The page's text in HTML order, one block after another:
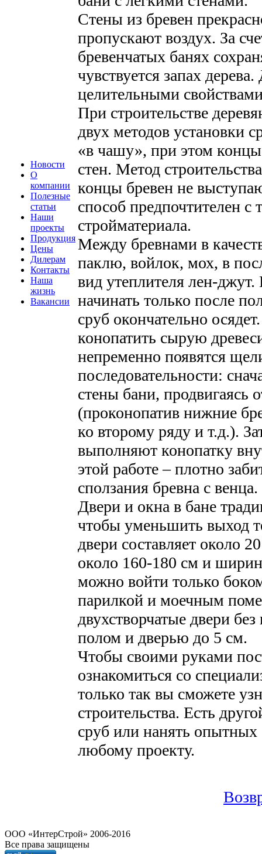
Новости
О
компании
Полезные
статьи
Наши
проекты
Продукция
Цены
Дилерам
Контакты
Наша
жизнь
Вакансии
Стены из бревен
пропускают воздух. За
бревенчатых банях
чувствуется запах
целительными
При строительстве
двух методов установки
«в чашу», при этом
стен. Метод
концы бревен не
способ предпочтителен с
стройматериала.
Между бревнами в
паклю, войлок, мох, в
вид утеплителя лен-
начинать только после
сруб окончательно
конопатить сырую
непременно появятся
последовательности:
стены бани, продвигаясь
(проконопатив нижние
ко второму ряду и т.д.).
выполняют конопатку
этой работе – плотно
сползания бревна с венца.
Двери и окна в бане
чтобы уменьшить выход
двери составляет около
около 160-180 см и
можно войти только
парилкой и моечным
двухстворчатые двери
полом и дверью до 5 см.
Чтобы своими руками
ознакомиться со
только так вы сможете
строительства. Есть
сруб или нанять опытных
любому проекту.
OOO «ИнтерСтрой» 2006-2016
Все права защищены